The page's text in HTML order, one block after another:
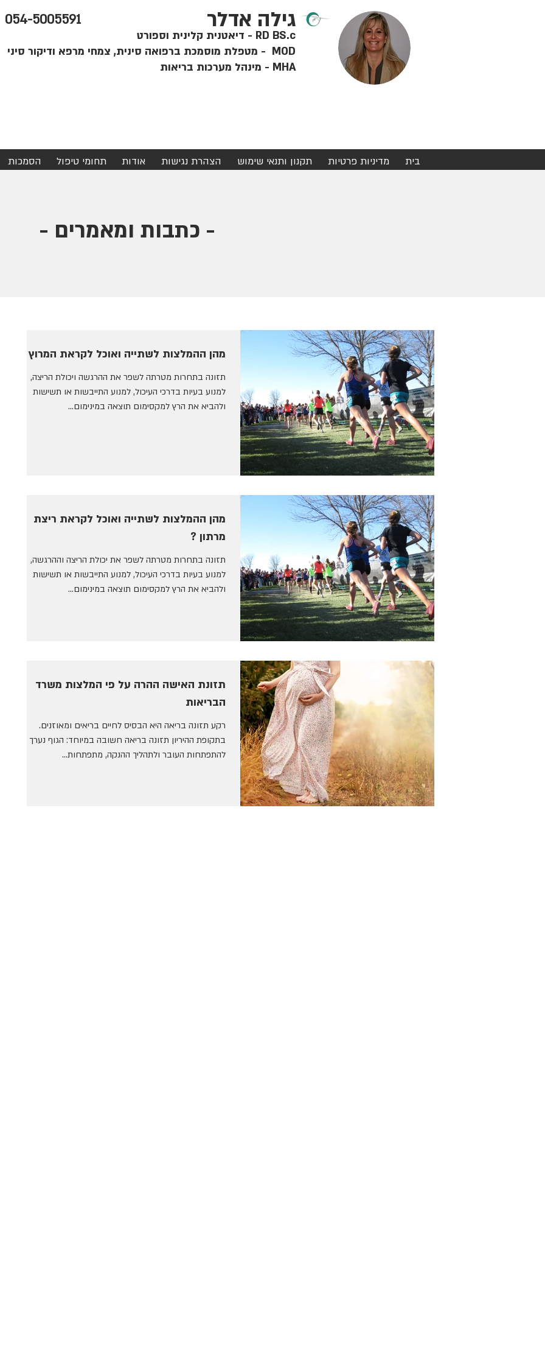
גילה אדלר
RD BS.c - דיאטנית קלינית וספורט
MOD - מטפלת מוסמכת ברפואה סינית, צמחי מרפא ודיקור סיני
MHA - מינהל מערכות בריאות
054-5005591
בית מדיניות פרטיות תקנון ותנאי שימוש הצהרת נגישות אודות תחומי טיפול הסמכות
- כתבות ומאמרים -
מהן ההמלצות לשתייה ואוכל לקראת המרוץ ?
תזונה בתחרות מטרתה לשפר את ההרגשה ויכולת הריצה,
למנוע בעיות בדרכי העיכול, למנוע התייבשות או תשישות
ולהביא את הרץ למקסימום תוצאה במינימום...
מהן ההמלצות לשתייה ואוכל לקראת ריצת
מרתון ?
תזונה בתחרות מטרתה לשפר את יכולת הריצה וההרגשה,
למנוע בעיות בדרכי העיכול, למנוע התייבשות או תשישות
ולהביא את הרץ למקסימום תוצאה במינימום...
תזונת האישה ההרה על פי המלצות משרד
הבריאות
רקע תזונה בריאה היא הבסיס לחיים בריאים ומאוזנים.
בתקופת ההיריון תזונה בריאה חשובה במיוחד: הגוף נערך
להתפתחות העובר ולתהליך ההנקה, מתפתחות...